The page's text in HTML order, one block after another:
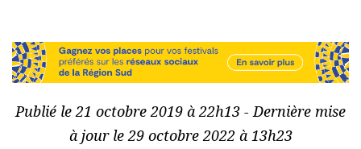
Publié le 21 octobre 2019 à 22h13 - Dernière mise
à jour le 29 octobre 2022 à 13h23